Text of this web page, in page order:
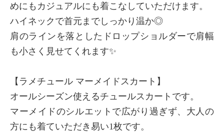
めにもカジュアルにも着こなしていただけます。
ハイネックで首元までしっかり温か◎
肩のラインを落としたドロップショルダーで肩幅
も小さく見せてくれます✨
【ラメチュール マーメイドスカート】
オールシーズン使えるチュールスカートです。
マーメイドのシルエットで広がり過ぎず、大人の
方にも着ていただき易い1枚です。